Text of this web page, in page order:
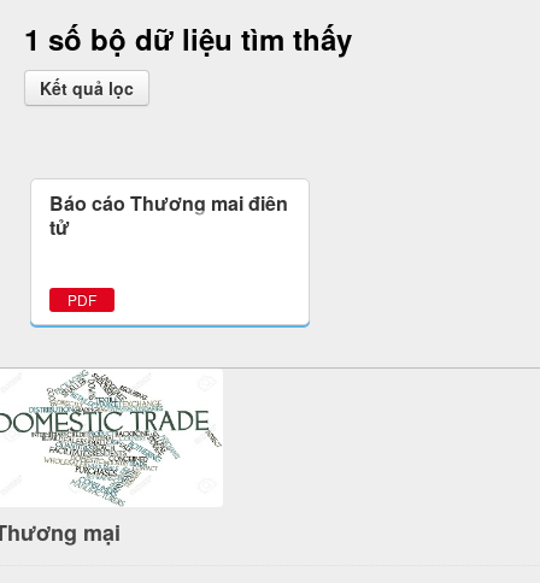
1 số bộ dữ liệu tìm thấy
Kết quả lọc
Báo cáo Thương mại điện
tử
PDF
mại